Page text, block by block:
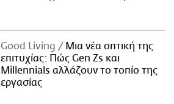
Good Living
Μια νέα οπτική της
επιτυχίας: Πώς Gen Zs και
Millennials αλλάζουν το τοπίο της
εργασίας